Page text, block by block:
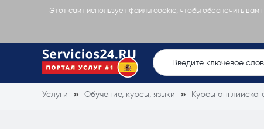
Этот сайт использует файлы cookie, чтобы обеспечить
Услуги Обучение, курсы, языки Курсы